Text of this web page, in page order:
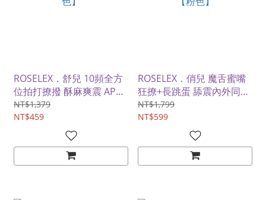
ROSELEX．舒兒 10頻全方
位拍打撩撥 酥麻爽震 APP
智能遠控情趣跳蛋【粉色】
NT$1,379
NT$459
ROSELEX．俏兒 魔舌蜜嘴
狂撩+長跳蛋 舔震內外同爽
APP智控二合一雙跳蛋【粉
色】
NT$1,799
NT$599